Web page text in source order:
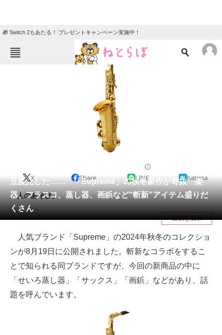
🎁 Switch 2もあたる！ プレゼントキャンペーン実施中！
ニュース
クイズ
地域
教育・育児
会員記事
メディア
注目記事を集めた総合ページ
スマホと通信の最新トレンド
進化するPCとデバイスの未来
五度見した…… 「Supreme」の秋冬新作が奇抜 楽
器、フラスコ、蒸し器、画鋲など“斬新”アイテム盛りだ
くさん
X Share LINE hatena
大人のあそび。
目次を表示
人気ブランド「Supreme」の2024年秋冬のコレクショ
ンが8月19日に公開されました。斬新なコラボをするこ
とで知られる同ブランドですが、今回の新商品の中に
「せいろ蒸し器」「サックス」「画鋲」などがあり、話
題を呼んでいます。